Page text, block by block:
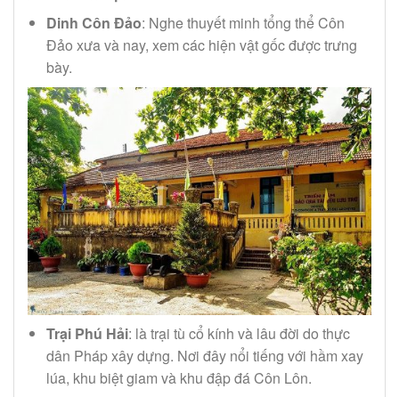
Dinh Côn Đảo: Nghe thuyết minh tổng thể Côn
Đảo xưa và nay, xem các hiện vật gốc được trưng
bày.
Trại Phú Hải: là trại tù cổ kính và lâu đời do thực
dân Pháp xây dựng. Nơi đây nổi tiếng với hầm xay
lúa, khu biệt giam và khu đập đá Côn Lôn.